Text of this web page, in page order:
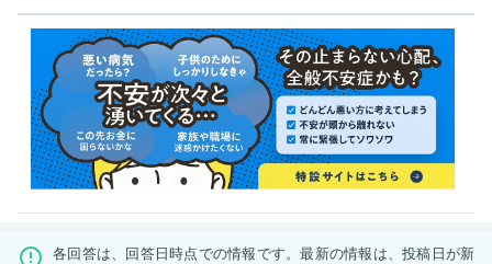
各回答は、回答日時点での情報です。最新の情報は、投稿日が新